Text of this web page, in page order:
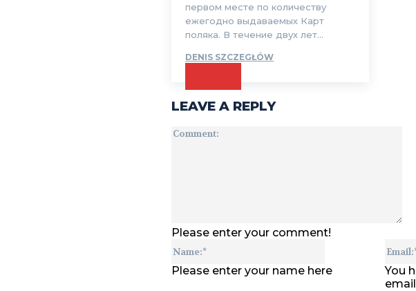
первом месте по количеству
ежегодно выдаваемых Карт
поляка. В течение двух лет...
DENIS SZCZEGŁÓW
LEAVE A REPLY
Please enter your comment!
Please enter your name here
You